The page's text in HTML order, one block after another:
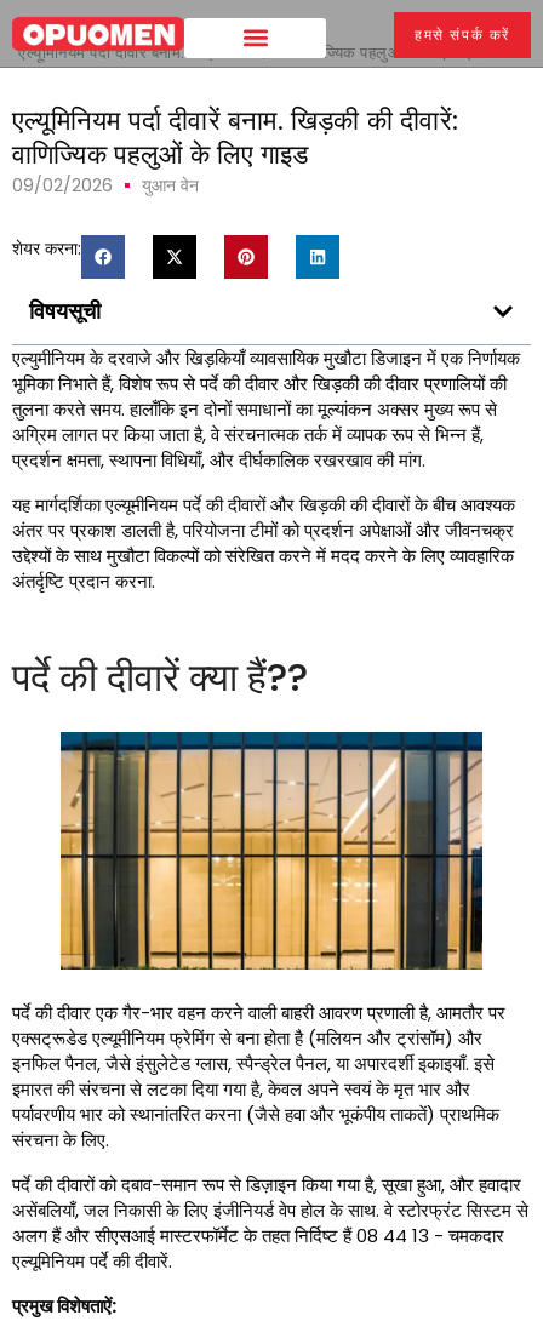
हमसे संपर्क करें
घर >
एल्यूमिनियम पर्दा दीवारें बनाम. खिड़की की दीवारें: वाणिज्यिक पहलुओं के लिए गाइड
एल्यूमिनियम पर्दा दीवारें बनाम. खिड़की की दीवारें:
वाणिज्यिक पहलुओं के लिए गाइड
09/02/2026 युआन वेन
शेयर करना:
विषयसूची
एल्युमीनियम के दरवाजे और खिड़कियाँ व्यावसायिक मुखौटा डिजाइन में एक निर्णायक
भूमिका निभाते हैं, विशेष रूप से पर्दे की दीवार और खिड़की की दीवार प्रणालियों की
तुलना करते समय. हालाँकि इन दोनों समाधानों का मूल्यांकन अक्सर मुख्य रूप से
अग्रिम लागत पर किया जाता है, वे संरचनात्मक तर्क में व्यापक रूप से भिन्न हैं,
प्रदर्शन क्षमता, स्थापना विधियाँ, और दीर्घकालिक रखरखाव की मांग.
यह मार्गदर्शिका एल्यूमीनियम पर्दे की दीवारों और खिड़की की दीवारों के बीच आवश्यक
अंतर पर प्रकाश डालती है, परियोजना टीमों को प्रदर्शन अपेक्षाओं और जीवनचक्र
उद्देश्यों के साथ मुखौटा विकल्पों को संरेखित करने में मदद करने के लिए व्यावहारिक
अंतर्दृष्टि प्रदान करना.
पर्दे की दीवारें क्या हैं??
पर्दे की दीवार एक गैर-भार वहन करने वाली बाहरी आवरण प्रणाली है, आमतौर पर
एक्सट्रूडेड एल्यूमीनियम फ्रेमिंग से बना होता है (मलियन और ट्रांसॉम) और
इनफिल पैनल, जैसे इंसुलेटेड ग्लास, स्पैन्ड्रेल पैनल, या अपारदर्शी इकाइयाँ. इसे
इमारत की संरचना से लटका दिया गया है, केवल अपने स्वयं के मृत भार और
पर्यावरणीय भार को स्थानांतरित करना (जैसे हवा और भूकंपीय ताकतें) प्राथमिक
संरचना के लिए.
पर्दे की दीवारों को दबाव-समान रूप से डिज़ाइन किया गया है, सूखा हुआ, और हवादार
असेंबलियाँ, जल निकासी के लिए इंजीनियर्ड वेप होल के साथ. वे स्टोरफ्रंट सिस्टम से
अलग हैं और सीएसआई मास्टरफॉर्मेट के तहत निर्दिष्ट हैं 08 44 13 - चमकदार
एल्यूमिनियम पर्दे की दीवारें.
प्रमुख विशेषताऐं: